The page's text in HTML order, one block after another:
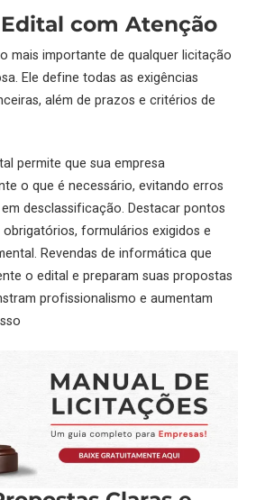
com Atenção
mais importante de qualquer licitação
Ele define todas as exigências
além de prazos e critérios de
permite que sua empresa
o que é necessário, evitando erros
desclassificação. Destacar pontos
formulários exigidos e
Revendas de informática que
o edital e preparam suas propostas
profissionalismo e aumentam